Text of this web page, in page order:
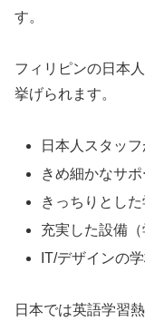
す。
フィリピンの日本
挙げられます。
日本人スタッ
きめ細かなサ
きっちりとし
充実した設備（
IT/デザインの
日本では英語学習